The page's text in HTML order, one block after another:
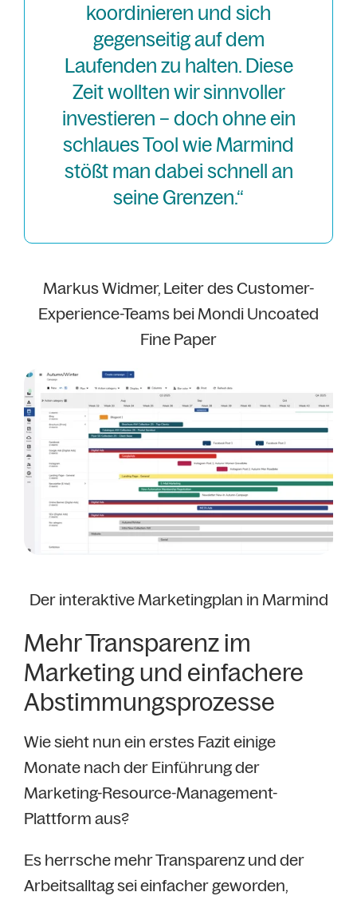
koordinieren und sich
gegenseitig auf dem
Laufenden zu halten. Diese
Zeit wollten wir sinnvoller
investieren – doch ohne ein
schlaues Tool wie Marmind
stößt man dabei schnell an
seine Grenzen.“
Markus Widmer, Leiter des Customer-
Experience-Teams bei Mondi Uncoated
Fine Paper
Der interaktive Marketingplan in Marmind
Mehr Transparenz im
Marketing und einfachere
Abstimmungsprozesse
Wie sieht nun ein erstes Fazit einige
Monate nach der Einführung der
Marketing-Resource-Management-
Plattform aus?
Es herrsche mehr Transparenz und der
Arbeitsalltag sei einfacher geworden,